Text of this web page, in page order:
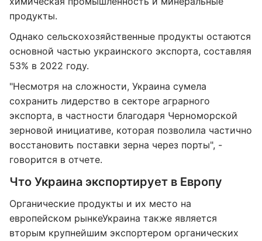
продукты.
Однако сельскохозяйственные продукты остаются
основной частью украинского экспорта, составляя
53% в 2022 году.
"Несмотря на сложности, Украина сумела
сохранить лидерство в секторе аграрного
экспорта, в частности благодаря Черноморской
зерновой инициативе, которая позволила частично
восстановить поставки зерна через порты", -
говорится в отчете.
Что Украина экспортирует в Европу
Органические продукты и их место на
европейском рынкеУкраина также является
вторым крупнейшим экспортером органических